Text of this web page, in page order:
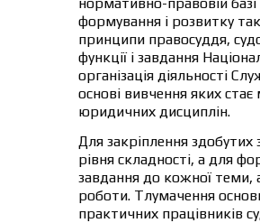
формування і розвитку
принципи правосуддя,
функції і завдання
організація діяльності
основі вивчення яких
юридичних дисциплін.
Для закріплення здобутих
рівня складності, а для
завдання до кожної теми,
роботи. Тлумачення
практичних працівників